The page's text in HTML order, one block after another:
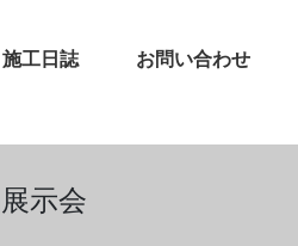
施工日誌 お問い合わせ
示会